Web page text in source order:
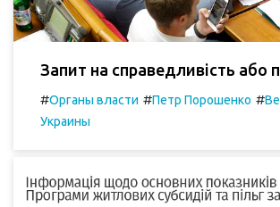
Запит на справедливість або
#Органы власти #Петр Порошенко #
Украины